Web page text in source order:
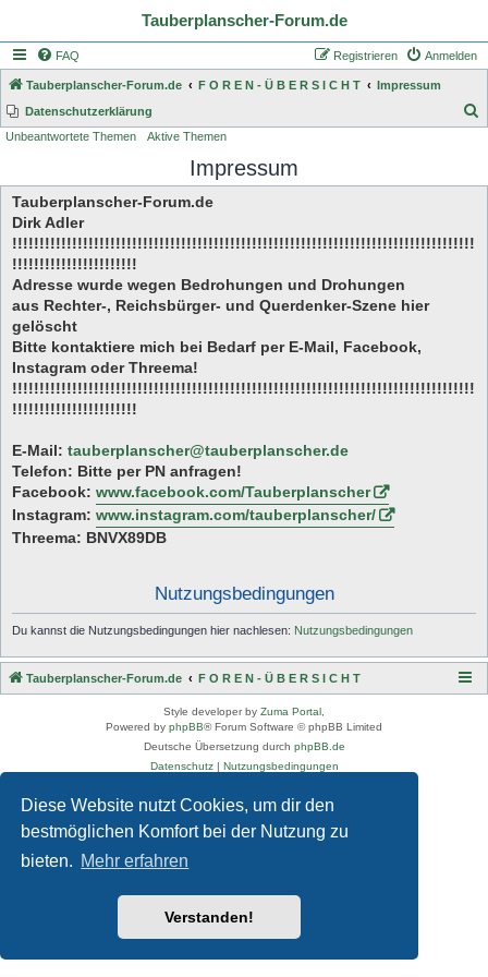
Diese Website nutzt Cookies, um dir den
bestmöglichen Komfort bei der Nutzung zu
bieten. Mehr erfahren
Verstanden!
Tauberplanscher-Forum.de
FAQ Anmelden
Registrieren
Tauberplanscher-Forum.de F O R E N - Ü B E R S I C H T
Impressum
Datenschutzerklärung
h
Unbeantwortete Themen Aktive Themen
Impressum
Tauberplanscher-Forum.de
Dirk Adler
!!!!!!!!!!!!!!!!!!!!!!!!!!!!!!!!!!!!!!!!!!!!!!!!!!!!!!!!!!!!!!!!!!!!!!!!!!!!!!!!!!!!!
!!!!!!!!!!!!!!!!!!!!!!!
Adresse wurde wegen Bedrohungen und Drohungen
aus Rechter-, Reichsbürger- und Querdenker-Szene hier
gelöscht
Bitte kontaktiere mich bei Bedarf per E-Mail, Facebook,
Instagram oder Threema!
!!!!!!!!!!!!!!!!!!!!!!!!!!!!!!!!!!!!!!!!!!!!!!!!!!!!!!!!!!!!!!!!!!!!!!!!!!!!!!!!!!!!!
!!!!!!!!!!!!!!!!!!!!!!!
E-Mail: tauberplanscher@tauberplanscher.de
Telefon: Bitte per PN anfragen!
Facebook: www.facebook.com/Tauberplanscher
Instagram: www.instagram.com/tauberplanscher/
Threema: BNVX89DB
Nutzungsbedingungen
Du kannst die Nutzungsbedingungen hier nachlesen: Nutzungsbedingungen
Tauberplanscher-Forum.de F O R E N - Ü B E R S I C H T
Style developer by Zuma Portal
Powered by phpBB® Forum Software © phpBB Limited
Deutsche Übersetzung durch phpBB.de
Datenschutz| Nutzungsbedingungen